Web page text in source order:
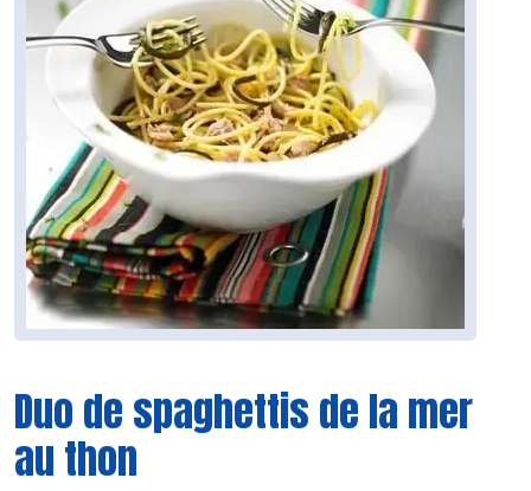
Duo de spaghettis de la mer
au thon